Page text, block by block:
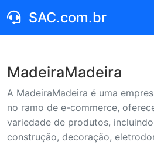
SAC.com.br
MadeiraMadeira
A MadeiraMadeira é uma
no ramo de e-commerce,
variedade de produtos,
construção, decoração,